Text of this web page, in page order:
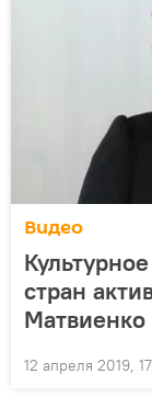
Видео
стран
Матвиенко
12 апреля 2019,